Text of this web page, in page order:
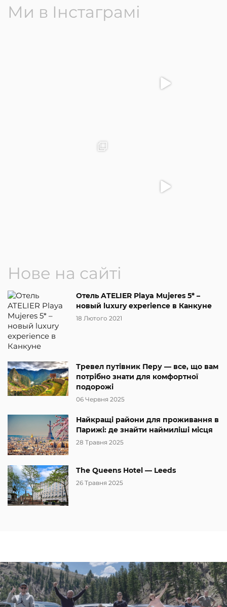
Нове на сайті
Отель ATELIER Playa Mujeres 5* –
новый luxury experience в Канкуне
18 Лютого 2021
Тревел путівник Перу — все, що вам
потрібно знати для комфортної
подорожі
06 Червня 2025
Найкращі райони для проживання в
Парижі: де знайти наймиліші місця
28 Травня 2025
The Queens Hotel — Leeds
26 Травня 2025
Ми в Інстаграмі